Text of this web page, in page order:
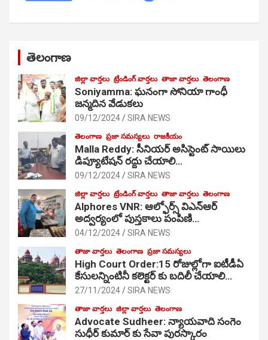
తెలంగాణ
జిల్లా వార్తలు ట్రేండింగ్ వార్తలు తాజా వార్తలు తెలంగాణ
Soniyamma: ఘ‌నంగా సోనియా గాంధీ
జ‌న్మ‌దిన వేడుక‌లు
09/12/2024 SIRA NEWS
తెలంగాణ ప్రజా సమస్యలు రాజకీయం
Malla Reddy: సీనియర్ అసిస్టెంట్ సాయిలు
డిప్యూటేషన్ రద్దు చేయాలి…
09/12/2024 SIRA NEWS
జిల్లా వార్తలు ట్రేండింగ్ వార్తలు తాజా వార్తలు తెలంగాణ
Alphores VNR: ఆల్ఫోర్స్ విఎన్ఆర్
అద్వర్యంలో పుస్తకాలు పంపిణి…
04/12/2024 SIRA NEWS
తాజా వార్తలు తెలంగాణ ప్రజా సమస్యలు
High Court Order:15 రోజుల్లోగా ఐటీడీఏ
కేసులన్నింటినీ కలెక్టర్ కు బదిలీ చేయాలి…
27/11/2024 SIRA NEWS
తాజా వార్తలు జిల్లా వార్తలు తెలంగాణ
Advocate Sudheer: న్యాయవాది సంగెం
సుధీర్ కుమార్ కు సేవా పురస్కారం